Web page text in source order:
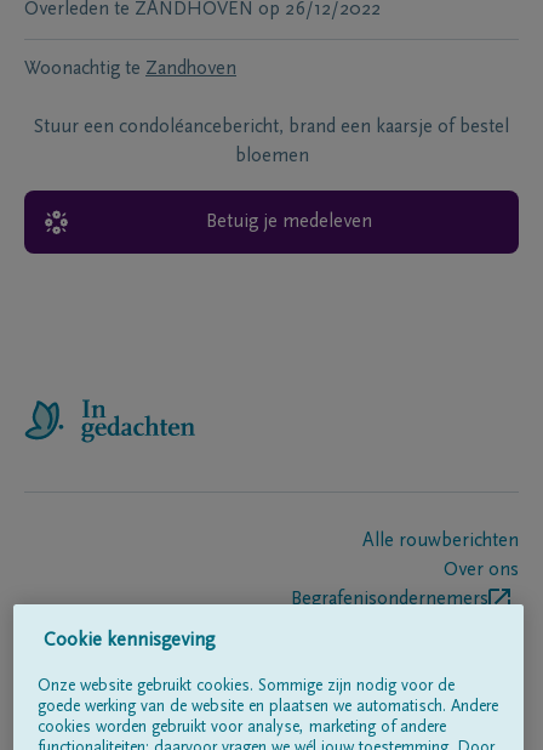
Overleden te ZANDHOVEN op 26/12/2022
Woonachtig te Zandhoven
Stuur een condoléancebericht, brand een kaarsje of bestel
bloemen
Betuig je medeleven
Alle rouwberichten
Over ons
Begrafenisondernemers
Volg ons op
Cookie kennisgeving
Onze website gebruikt cookies. Sommige zijn nodig voor de
goede werking van de website en plaatsen we automatisch. Andere
cookies worden gebruikt voor analyse, marketing of andere